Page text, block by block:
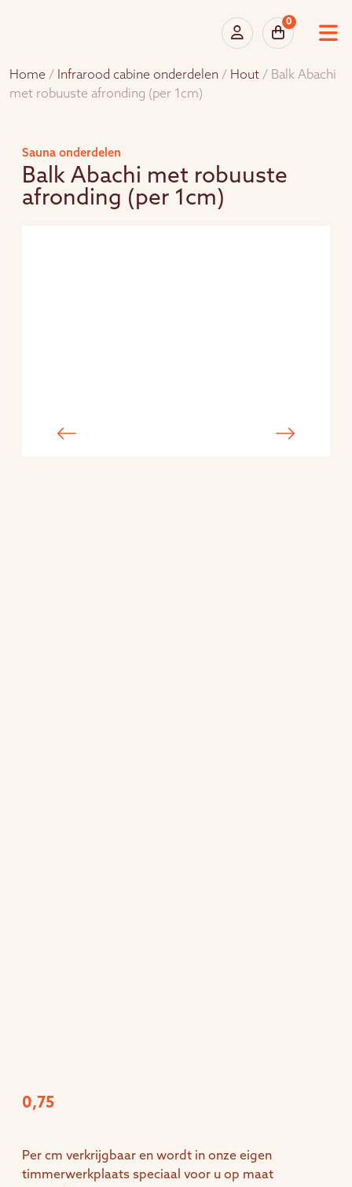
0
Home / Infrarood cabine onderdelen / Hout / Balk Abachi
met robuuste afronding (per 1cm)
Sauna onderdelen
Balk Abachi met robuuste
afronding (per 1cm)
0,75
Per cm verkrijgbaar en wordt in onze eigen
timmerwerkplaats speciaal voor u op maat